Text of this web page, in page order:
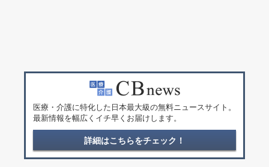
医療・介護に特化した日本最大級の無料ニュースサイト。
最新情報を幅広くイチ早くお届けします。
詳細はこちらをチェック！